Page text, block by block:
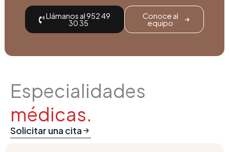
Llámanos al 952 49
30 35
Conoce al
equipo
Especialidades
médicas.
Solicitar una cita